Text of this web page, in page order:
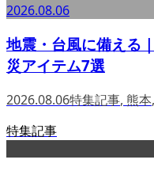
2026.08.06
地震・台風に備える
災アイテム7選
2026.08.06特集記事, 熊本,
特集記事